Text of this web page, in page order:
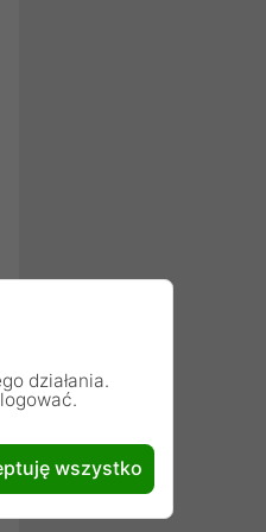
działania.
wszystko